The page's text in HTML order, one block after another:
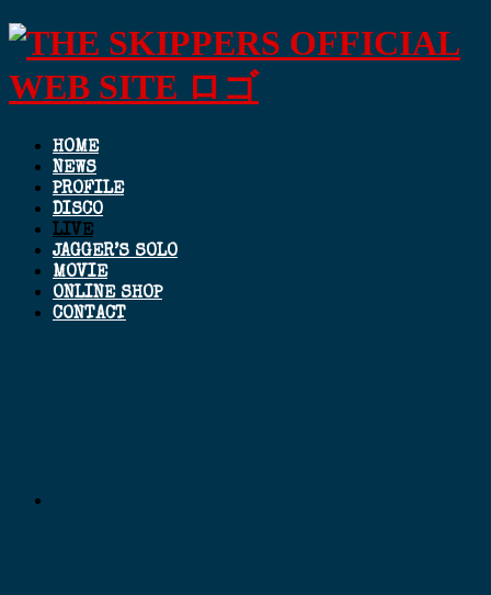
HOME
NEWS
PROFILE
DISCO
LIVE
JAGGER’S SOLO
MOVIE
ONLINE SHOP
CONTACT